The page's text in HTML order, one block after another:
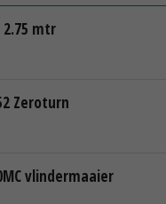
mtr
Zeroturn
vlindermaaier